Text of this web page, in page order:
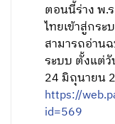
ตอนนี้ร่าง พ.
ไทยเข้าสู่กร
สามารถอ่าน
ระบบ ตั้งแต่
24 มิถุนายน
https://
id=569